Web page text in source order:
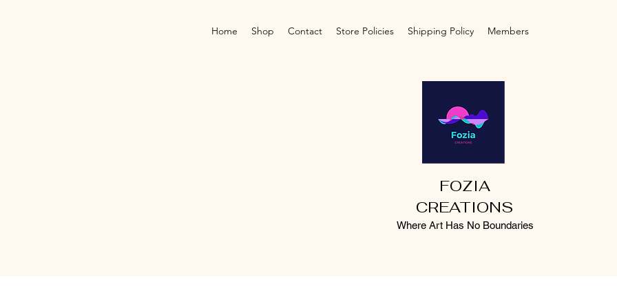
Home Shop Contact Store Policies Shipping Policy Members
FOZIA
CREATIONS
Where Art Has No Boundaries